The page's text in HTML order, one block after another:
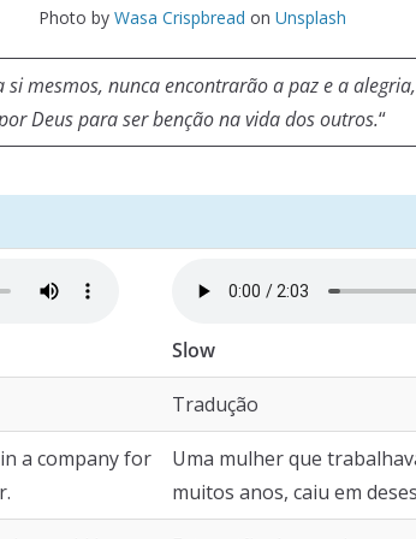
Photo by Wasa Crispbread on Unsplash
si mesmos, nunca encontrarão a paz e a
Deus para ser benção na vida dos outros.“
Slow
Tradução
a company for
Uma mulher que
muitos anos, caiu em